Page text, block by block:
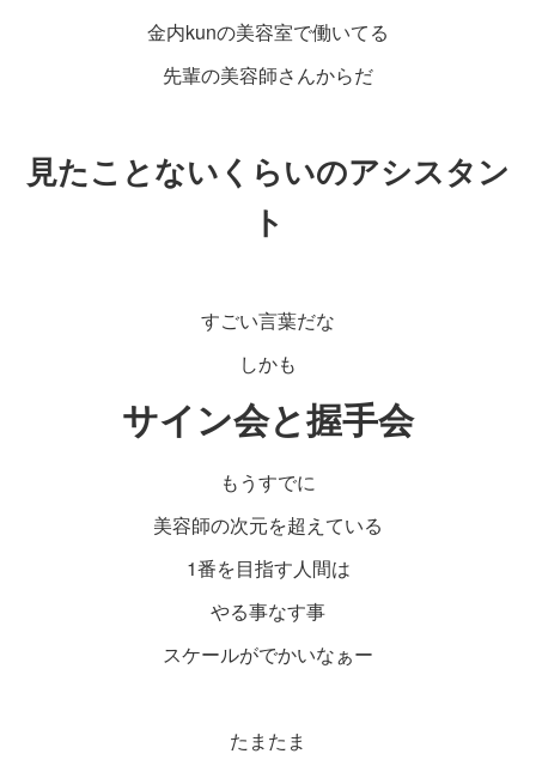
金内kunの美容室で働いてる
先輩の美容師さんからだ
見たことないくらいのアシスタン
ト
すごい言葉だな
しかも
サイン会と握手会
もうすでに
美容師の次元を超えている
1番を目指す人間は
やる事なす事
スケールがでかいなぁー
たまたま